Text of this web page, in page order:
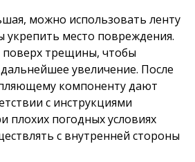
можно использовать ленту
укрепить место повреждения.
трещины, чтобы
увеличение. После
компоненту дают
с инструкциями
плохих погодных условиях
с внутренней стороны